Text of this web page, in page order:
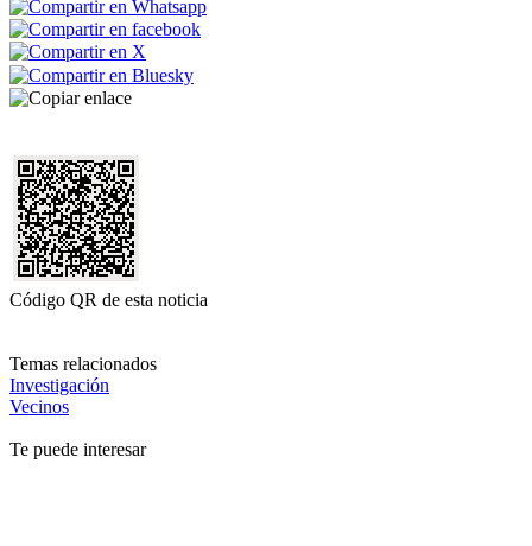
Código QR de esta noticia
Temas relacionados
Investigación
Vecinos
Te puede interesar